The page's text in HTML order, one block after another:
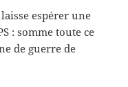
espérer une
: somme toute ce
de guerre de